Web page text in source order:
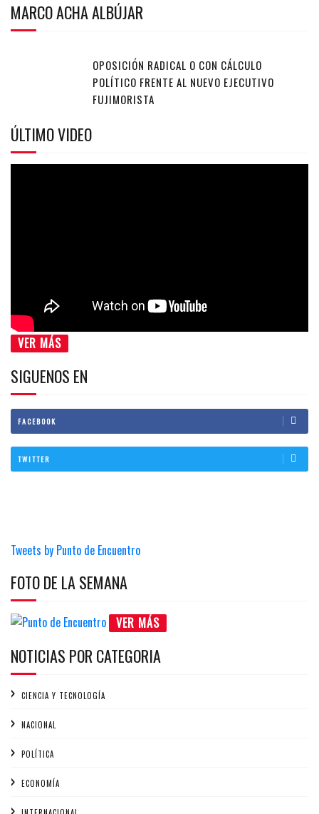
MARCO ACHA ALBÚJAR
OPOSICIÓN RADICAL O CON CÁLCULO
POLÍTICO FRENTE AL NUEVO EJECUTIVO
FUJIMORISTA
ÚLTIMO VIDEO
VER MÁS
SIGUENOS EN
FACEBOOK
TWITTER
Tweets by Punto de Encuentro
FOTO DE LA SEMANA
VER MÁS
NOTICIAS POR CATEGORIA
CIENCIA Y TECNOLOGÍA
NACIONAL
POLÍTICA
ECONOMÍA